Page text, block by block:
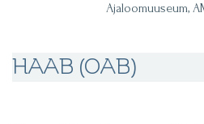
Ajaloomuuseum,
HAAB (OAB)